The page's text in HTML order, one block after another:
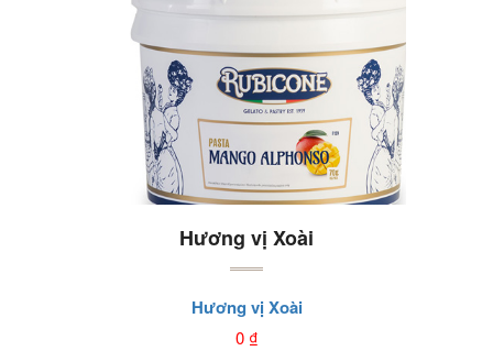
Hương vị Xoài
Hương vị Xoài
0₫